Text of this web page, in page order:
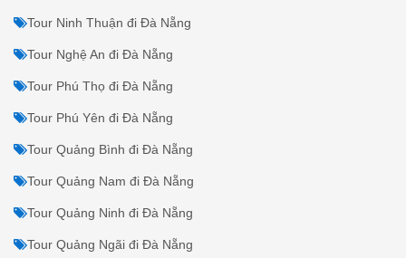
Tour Ninh Thuận đi Đà Nẵng
Tour Nghệ An đi Đà Nẵng
Tour Phú Thọ đi Đà Nẵng
Tour Phú Yên đi Đà Nẵng
Tour Quảng Bình đi Đà Nẵng
Tour Quảng Nam đi Đà Nẵng
Tour Quảng Ninh đi Đà Nẵng
Tour Quảng Ngãi đi Đà Nẵng